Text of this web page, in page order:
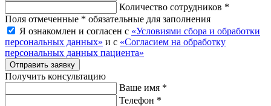
Количество сотрудников *
Поля отмеченные * обязательные для заполнения
Я ознакомлен и согласен с «Условиями сбора и обработки
персональных данных» и с «Согласием на обработку
персональных данных пациента»
Отправить заявку
Получить консультацию
Ваше имя *
Телефон *